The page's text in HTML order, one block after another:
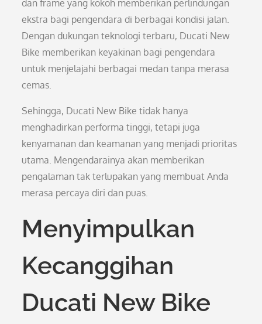
dan frame yang kokoh memberikan perlindungan
ekstra bagi pengendara di berbagai kondisi jalan.
Dengan dukungan teknologi terbaru, Ducati New
Bike memberikan keyakinan bagi pengendara
untuk menjelajahi berbagai medan tanpa merasa
cemas.
Sehingga, Ducati New Bike tidak hanya
menghadirkan performa tinggi, tetapi juga
kenyamanan dan keamanan yang menjadi prioritas
utama. Mengendarainya akan memberikan
pengalaman tak terlupakan yang membuat Anda
merasa percaya diri dan puas.
Menyimpulkan
Kecanggihan
Ducati New Bike